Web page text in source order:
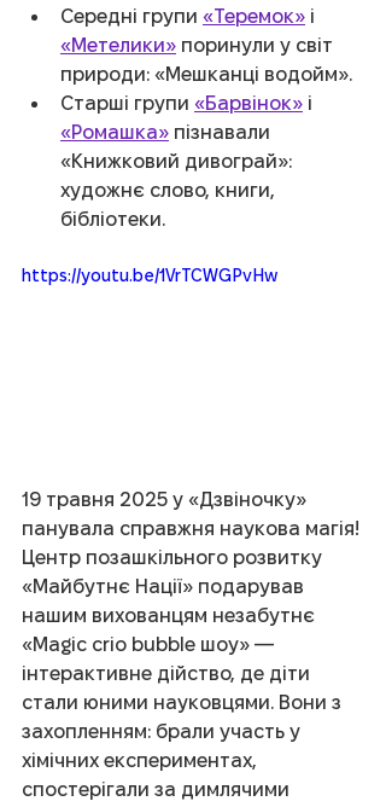
Середні групи «Теремок» і
«Метелики» поринули у світ
природи: «Мешканці водойм».
Старші групи «Барвінок» і
«Ромашка» пізнавали
«Книжковий дивограй»:
художнє слово, книги,
бібліотеки.
https://youtu.be/1VrTCWGPvHw
19 травня 2025 у «Дзвіночку»
панувала справжня наукова магія!
Центр позашкільного розвитку
«Майбутнє Нації» подарував
нашим вихованцям незабутнє
«Magic crio bubble шоу» —
інтерактивне дійство, де діти
стали юними науковцями. Вони з
захопленням: брали участь у
хімічних експериментах,
спостерігали за димлячими